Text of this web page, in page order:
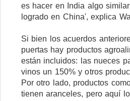
es hacer en India algo
logrado en China', explica
Si bien los acuerdos
puertas hay productos
están incluidos: las nueces
vinos un 150% y otros
Por otro lado, productos
tienen aranceles, pero aquí